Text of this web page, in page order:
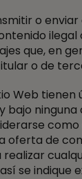
o enviar
ilegal
que, en
o de
Web tienen
bajo
oferta de
se indique